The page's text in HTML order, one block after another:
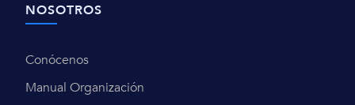
NOSOTROS
Conócenos
Manual Organización